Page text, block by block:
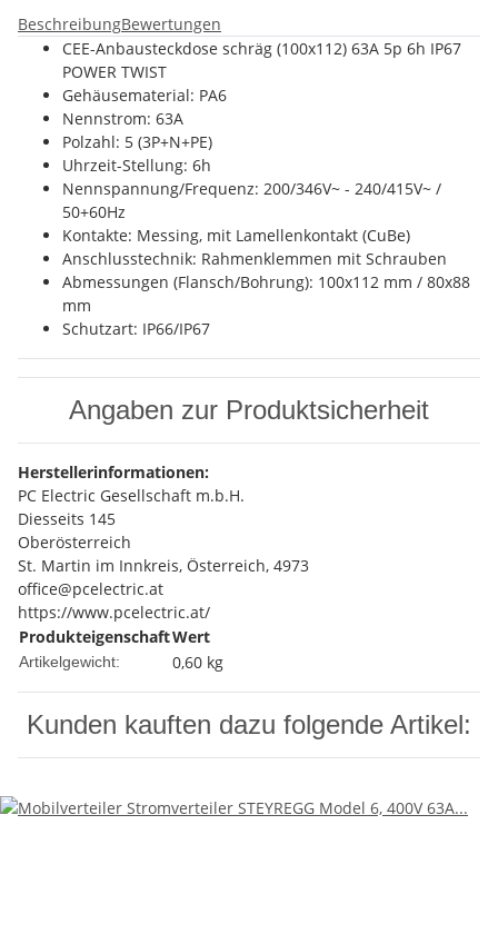
BeschreibungBewertungen
CEE-Anbausteckdose schräg (100x112) 63A 5p 6h IP67
POWER TWIST
Gehäusematerial: PA6
Nennstrom: 63A
Polzahl: 5 (3P+N+PE)
Uhrzeit-Stellung: 6h
Nennspannung/Frequenz: 200/346V~ - 240/415V~ /
50+60Hz
Kontakte: Messing, mit Lamellenkontakt (CuBe)
Anschlusstechnik: Rahmenklemmen mit Schrauben
Abmessungen (Flansch/Bohrung): 100x112 mm / 80x88
mm
Schutzart: IP66/IP67
Angaben zur Produktsicherheit
Herstellerinformationen:
PC Electric Gesellschaft m.b.H.
Diesseits 145
Oberösterreich
St. Martin im Innkreis, Österreich, 4973
office@pcelectric.at
https://www.pcelectric.at/
ProdukteigenschaftWert
Artikelgewicht: 0,60 kg
Kunden kauften dazu folgende Artikel: